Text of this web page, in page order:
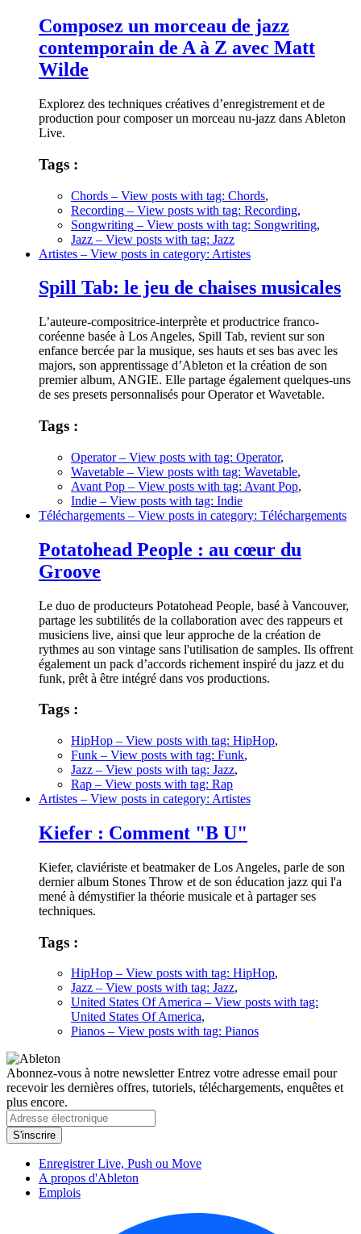
Composez un morceau de jazz
contemporain de A à Z avec Matt
Wilde
Explorez des techniques créatives d’enregistrement et de
production pour composer un morceau nu-jazz dans Ableton
Live.
Tags :
Chords – View posts with tag: Chords,
Recording – View posts with tag: Recording,
Songwriting – View posts with tag: Songwriting,
Jazz – View posts with tag: Jazz
Artistes – View posts in category: Artistes
Spill Tab: le jeu de chaises musicales
L’auteure-compositrice-interprète et productrice franco-
coréenne basée à Los Angeles, Spill Tab, revient sur son
enfance bercée par la musique, ses hauts et ses bas avec les
majors, son apprentissage d’Ableton et la création de son
premier album, ANGIE. Elle partage également quelques-uns
de ses presets personnalisés pour Operator et Wavetable.
Tags :
Operator– View posts with tag: Operator,
Wavetable – View posts with tag: Wavetable,
Avant Pop – View posts with tag: Avant Pop,
Indie – View posts with tag: Indie
Téléchargements – View posts in category: Téléchargements
Potatohead People : au cœur du
Groove
Le duo de producteurs Potatohead People, basé à Vancouver,
partage les subtilités de la collaboration avec des rappeurs et
musiciens live, ainsi que leur approche de la création de
rythmes au son vintage sans l'utilisation de samples. Ils offrent
également un pack d’accords richement inspiré du jazz et du
funk, prêt à être intégré dans vos productions.
Tags :
HipHop – View posts with tag: HipHop,
Funk – View posts with tag: Funk,
Jazz – View posts with tag: Jazz,
Rap – View posts with tag: Rap
Artistes – View posts in category: Artistes
Kiefer : Comment "B U"
Kiefer, claviériste et beatmaker de Los Angeles, parle de son
dernier album Stones Throw et de son éducation jazz qui l'a
mené à démystifier la théorie musicale et à partager ses
techniques.
Tags :
HipHop – View posts with tag: HipHop,
Jazz – View posts with tag: Jazz,
United States Of America – View posts with tag:
United States Of America,
Pianos – View posts with tag: Pianos
Abonnez-vous à notre newsletterEntrez votre adresse email pour
recevoir les dernières offres, tutoriels, téléchargements, enquêtes et
plus encore.
Enregistrer Live, Push ou Move
A propos d'Ableton
Emplois